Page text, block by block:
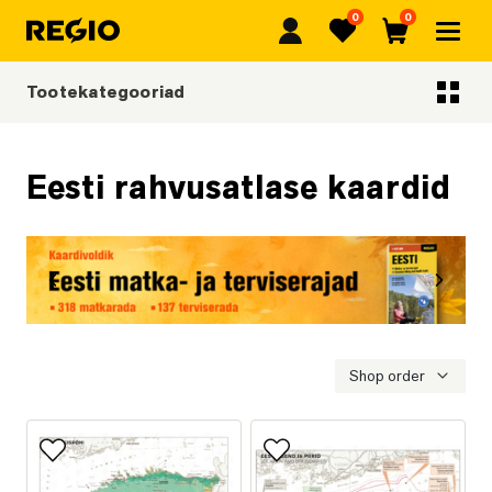
Regio Lemmikud
0
Ostukorv
0
Eesti rahvusatlase kaardid
Shop order
Lisa lemmikutesse Lisa lemmikutesse
Tootekategooriad